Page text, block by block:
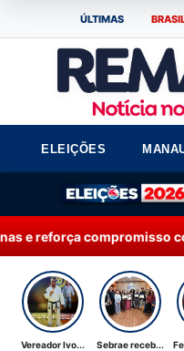
ÚLTIMAS
ELEIÇÕES
compromisso com o
Vereador Ivo... Sebrae receb...